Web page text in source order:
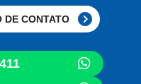
DE CONTATO